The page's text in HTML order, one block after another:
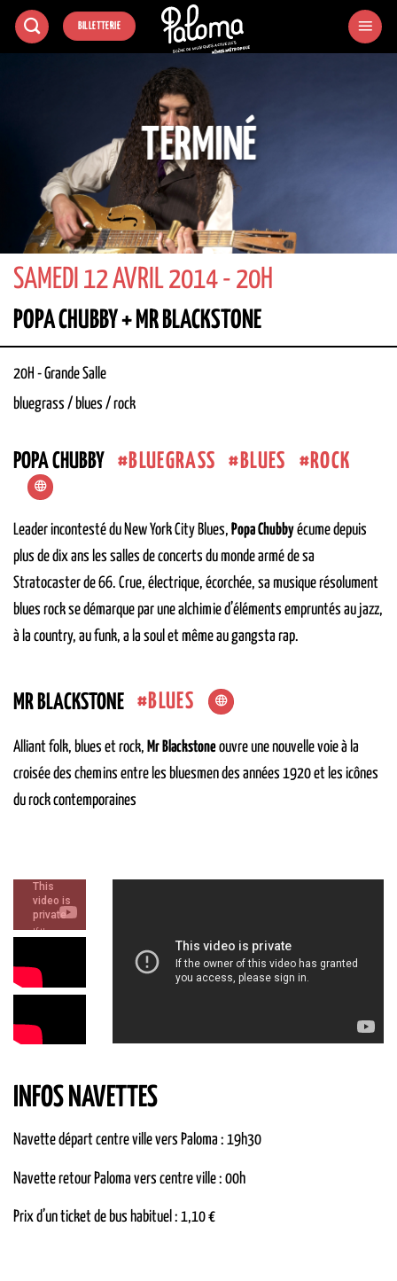
Passer
BILLETTERIE
TERMINÉ
SAMEDI 12 AVRIL 2014 - 20H
POPA CHUBBY + MR BLACKSTONE
20H -Grande Salle
bluegrass / blues / rock
POPA CHUBBY BLUEGRASS BLUES ROCK
Leader incontesté du New York City Blues, Popa Chubbyécume depuis
plus de dix ans les salles de concerts du monde armé de sa
Stratocaster de 66. Crue, électrique, écorchée, sa musique résolument
blues rock se démarque par une alchimie d’éléments empruntés au jazz,
à la country, au funk, a la soul et même au gangsta rap.
MR BLACKSTONE BLUES
Alliant folk, blues et rock, Mr Blackstoneouvre une nouvelle voie à la
croisée des chemins entre les bluesmen des années 1920 et les icônes
du rock contemporaines
INFOS NAVETTES
Navette départ centre ville vers Paloma : 19h30
Navette retour Paloma vers centre ville : 00h
Prix d’un ticket de bus habituel : 1,10 €